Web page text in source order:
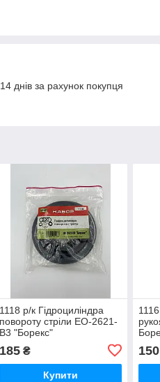
днів за рахунок покупця
1118 р/к Гідроциліндра
повороту стріли ЕО-2621-
В3 "Борекс"
185₴
Купити
150